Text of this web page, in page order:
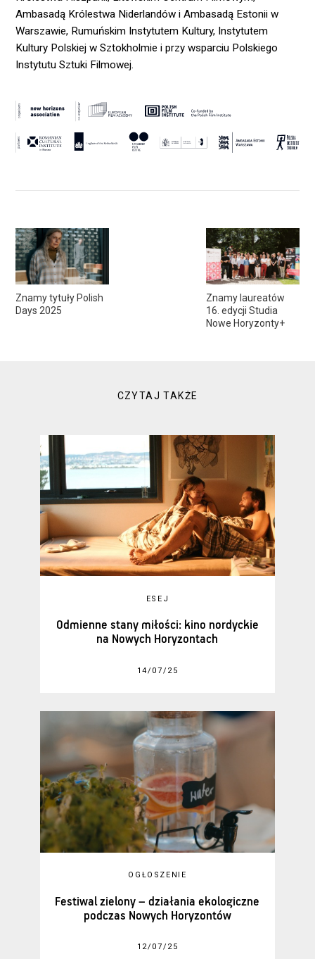
Znamy tytuły Polish
Days 2025
Znamy laureatów
16. edycji Studia
Nowe Horyzonty+
Ambasadą Królestwa Niderlandów i Ambasadą Estonii w
Warszawie, Rumuńskim Instytutem Kultury, Instytutem
Kultury Polskiej w Sztokholmie i przy wsparciu Polskiego
Instytutu Sztuki Filmowej.
CZYTAJ TAKŻE
ESEJ
Odmienne stany miłości: kino nordyckie
na Nowych Horyzontach
14/07/25
OGŁOSZENIE
Festiwal zielony – działania ekologiczne
podczas Nowych Horyzontów
12/07/25